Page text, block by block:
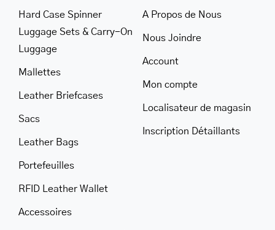
Hard Case Spinner
Luggage Sets & Carry-On
Luggage
Mallettes
Leather Briefcases
Sacs
Leather Bags
Portefeuilles
RFID Leather Wallet
Accessoires
A Propos de Nous
Nous Joindre
Account
Mon compte
Localisateur de magasin
Inscription Détaillants